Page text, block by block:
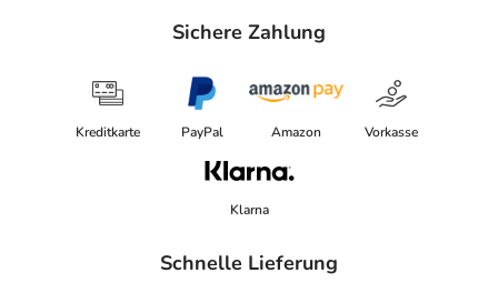
Sichere Zahlung
Kreditkarte PayPal Amazon Vorkasse
Klarna
Schnelle Lieferung